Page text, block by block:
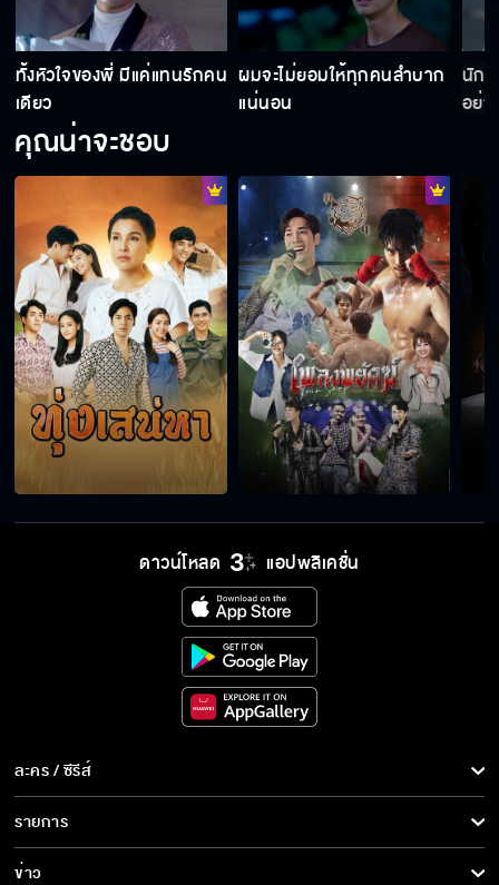
ทั้งหัวใจของพี่ มีแค่แทนรักคน
เดียว
ผมจะไม่ยอมให้ทุกคนลำบาก
แน่นอน
นักสู้
อย่า
คุณน่าจะชอบ
ดาวน์โหลด แอปพลิเคชั่น
ละคร / ซีรีส์
ละคร/ซีรีส์
ซีรีส์นานาชาติ
รายการ
รายการทั้งหมด
ข่าว